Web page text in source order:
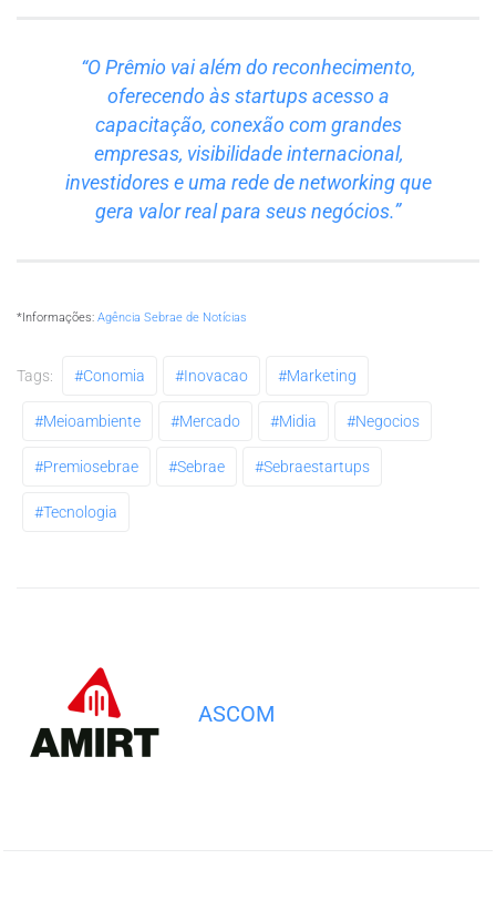
“O Prêmio vai além do reconhecimento,
oferecendo às startups acesso a
capacitação, conexão com grandes
empresas, visibilidade internacional,
investidores e uma rede de networking que
gera valor real para seus negócios.”
*Informações: Agência Sebrae de Notícias
Tags: #conomia #inovacao #marketing
#meioambiente #mercado #midia #negocios
#premiosebrae #sebrae #sebraestartups
#tecnologia
ASCOM